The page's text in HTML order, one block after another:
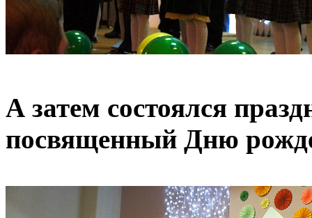
А затем состоялся
посвященный Дню